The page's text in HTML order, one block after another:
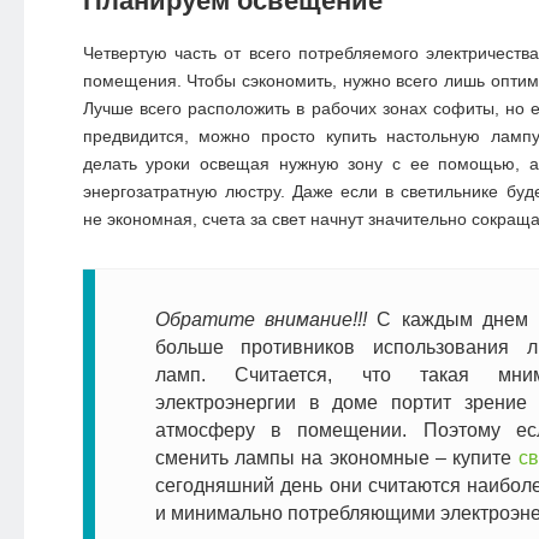
Четвертую часть от всего потребляемого
помещения. Чтобы сэкономить, нужно всего лишь
Лучше всего расположить в рабочих зонах софиты, но
предвидится, можно просто купить настольную
делать уроки освещая нужную зону с ее помощью,
энергозатратную люстру. Даже если в светильнике
не экономная, счета за свет начнут значительно
Обратите внимание!!!С каждым днем
больше противников использования
ламп. Считается, что такая
электроэнергии в доме портит
атмосферу в помещении. Поэтому
сменить лампы на экономные – купите
сегодняшний день они считаются
и минимально потребляющими